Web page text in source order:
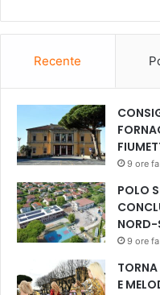
g
o
n
e
m
Recente
9 ore fa
POLO
NORD-
9 ore fa
E